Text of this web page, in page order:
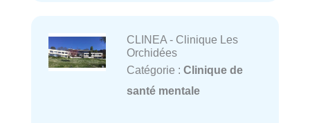
CLINEA - Clinique Les
Orchidées
Catégorie : Clinique de
santé mentale